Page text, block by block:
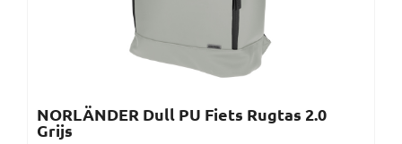
NORLÄNDER Dull PU Fiets Rugtas 2.0
Grijs